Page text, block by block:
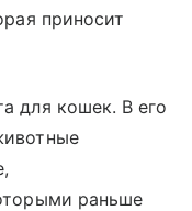
приносит
для кошек. В его
раньше